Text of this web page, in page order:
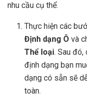
nhu cầu cụ thể.
Thực hiện các
Định dạng Ô và
Thể loại. Sau
định dạng bạn
dạng có sẵn sẽ
toàn.